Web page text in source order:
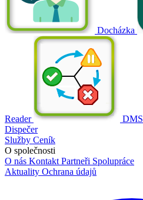
Docházka
Reader
DMS
Dispečer
Služby Ceník
O společnosti
O nás Kontakt Partneři Spolupráce
Aktuality Ochrana údajů